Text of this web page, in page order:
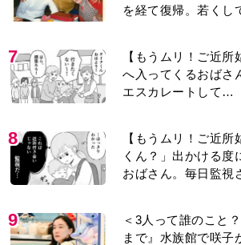
を経て復帰。若くし
7
【もうムリ！ご近
へ入ってくるおばさ
エスカレートして…
8
【もうムリ！ご近
くん？」出かける度
おばさん。毎日監視
9
＜3人って誰のこと
まで』水族館で咲子